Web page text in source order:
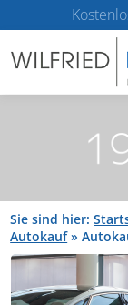
Sie sind hier:
Autokauf»